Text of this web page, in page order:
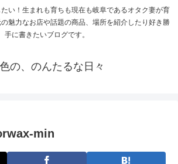
い！生まれも育ちも現在も岐阜であるオタク妻が育
魅力なお店や話題の商品、場所を紹介したり好き勝
手に書きたいブログです。
の、のんたるな日々
min